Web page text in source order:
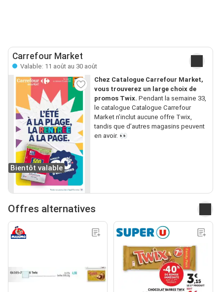
Carrefour Market
Valable: 11 août au 30 août
Bientôt valable
Chez Catalogue Carrefour Market,
vous trouverez un large choix de
promos Twix. Pendant la semaine 33,
le catalogue Catalogue Carrefour
Market n’inclut aucune offre Twix,
tandis que d’autres magasins peuvent
en avoir. 👀
Offres alternatives